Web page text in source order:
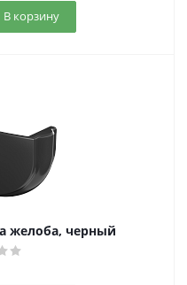
В корзину
желоба, черный